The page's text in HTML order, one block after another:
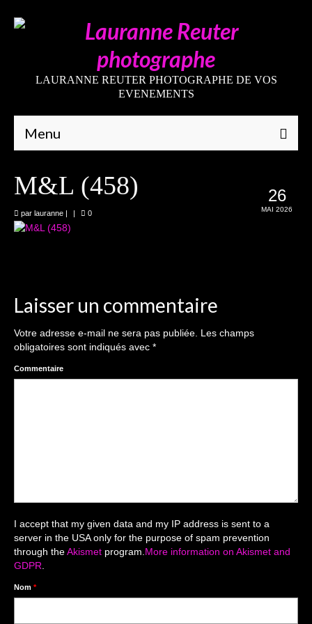
LAURANNE REUTER PHOTOGRAPHE DE VOS
EVENEMENTS
Menu
Mariages
The smash cake: 1 an / 2
Séance Noël
Enfants
Reportages / Nature morte
Galeries Privées
séance du 25.04.26
26
MAI 2026
M&L (458)
par lauranne | | 0
Laisser un commentaire
Votre adresse e-mail ne sera pas publiée. Les champs
obligatoires sont indiqués avec *
Commentaire
I accept that my given data and my IP address is sent to a
server in the USA only for the purpose of spam prevention
through theAkismet program.More information on Akismet and
GDPR.
Nom *